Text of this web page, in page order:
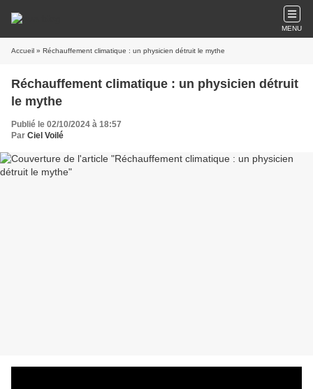
MENU
Accueil » Réchauffement climatique : un physicien détruit le mythe
Réchauffement climatique : un physicien détruit
le mythe
Publié le 02/10/2024 à 18:57
Par Ciel Voilé